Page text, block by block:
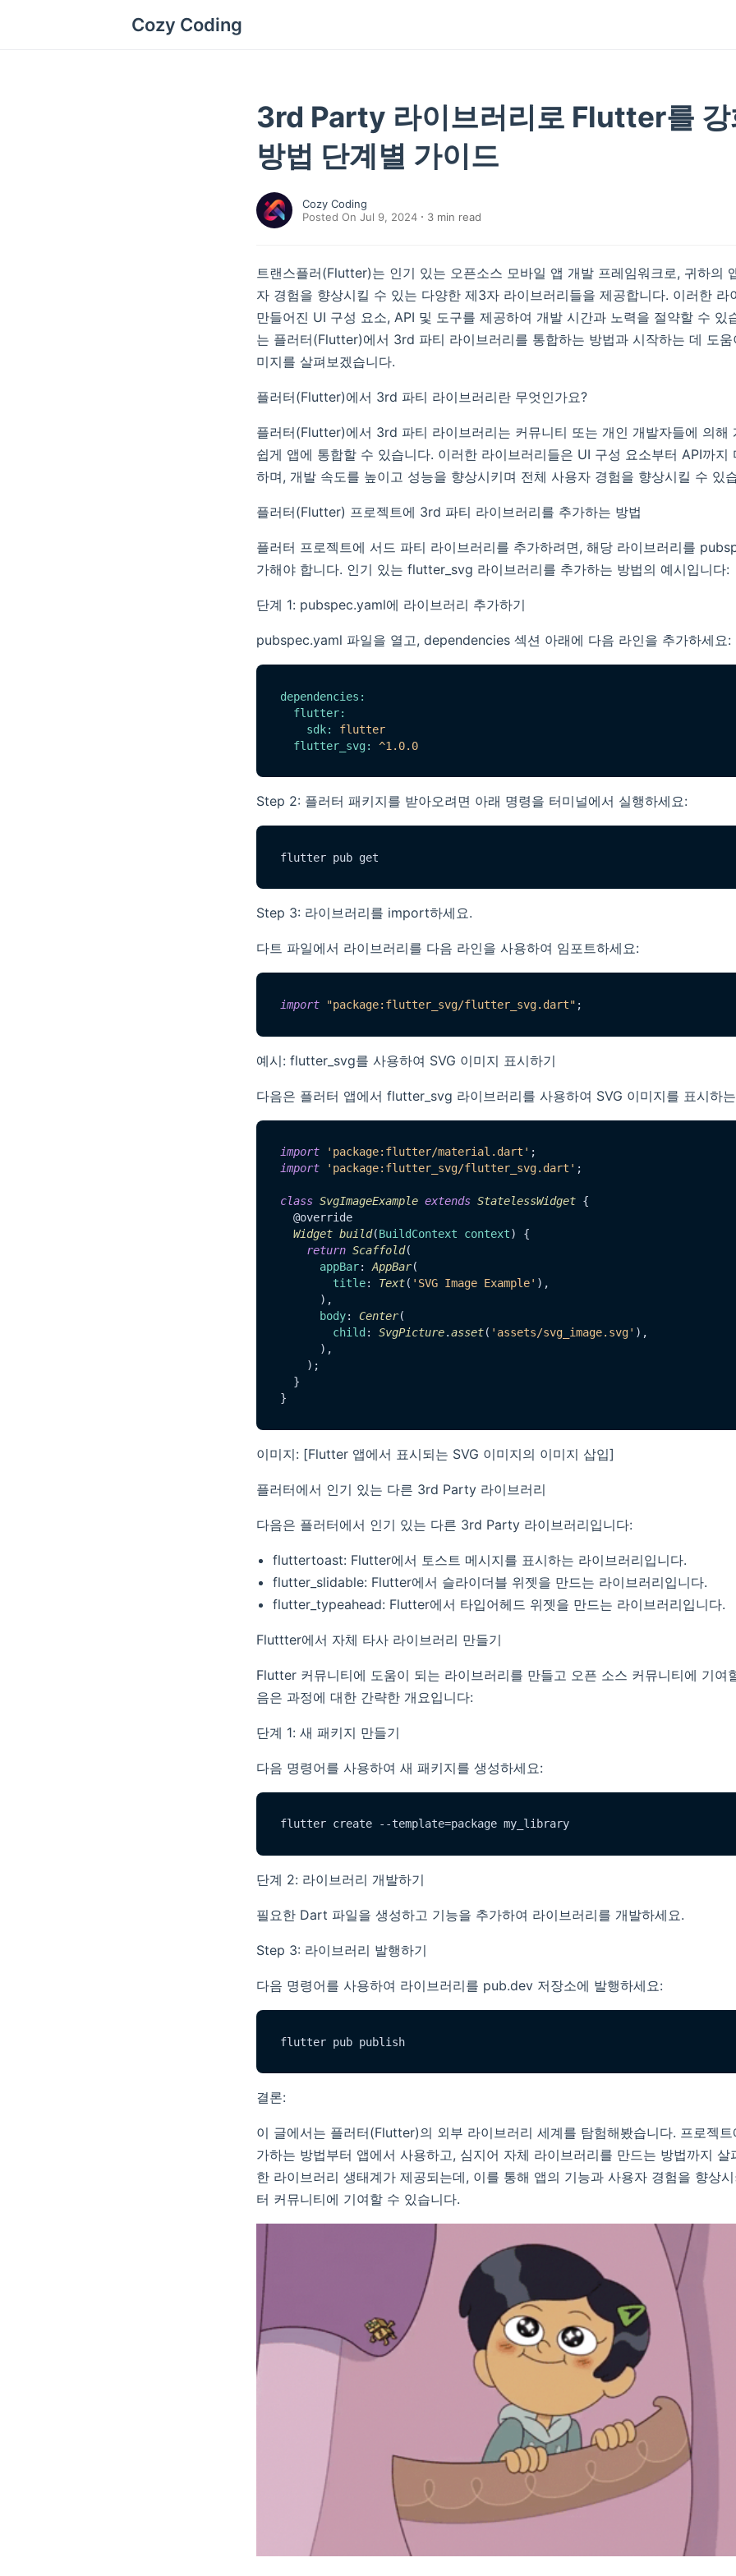
Cozy Coding
3rd Party 라이브러리로 Flutter를 강
방법 단계별 가이드
Cozy Coding
Posted On Jul 9, 2024
3 min read
트랜스플러(Flutter)는 인기 있는 오픈소스 모바일 앱 개발 프레임워크로, 귀하의
자 경험을 향상시킬 수 있는 다양한 제3자 라이브러리들을 제공합니다. 이러한 라
만들어진 UI 구성 요소, API 및 도구를 제공하여 개발 시간과 노력을 절약할 수 있
는 플러터(Flutter)에서 3rd 파티 라이브러리를 통합하는 방법과 시작하는 데 도
미지를 살펴보겠습니다.
플러터(Flutter)에서 3rd 파티 라이브러리란 무엇인가요?
플러터(Flutter)에서 3rd 파티 라이브러리는 커뮤니티 또는 개인 개발자들에 의해
쉽게 앱에 통합할 수 있습니다. 이러한 라이브러리들은 UI 구성 요소부터 API까지
하며, 개발 속도를 높이고 성능을 향상시키며 전체 사용자 경험을 향상시킬 수 있
플러터(Flutter) 프로젝트에 3rd 파티 라이브러리를 추가하는 방법
플러터 프로젝트에 서드 파티 라이브러리를 추가하려면, 해당 라이브러리를
가해야 합니다. 인기 있는 flutter_svg 라이브러리를 추가하는 방법의 예시입니다:
단계 1: pubspec.yaml에 라이브러리 추가하기
pubspec.yaml 파일을 열고, dependencies 섹션 아래에 다음 라인을 추가하세요:
dependencies:
flutter:
sdk:
flutter
flutter_svg:
^1.0.0
Step 2: 플러터 패키지를 받아오려면 아래 명령을 터미널에서 실행하세요:
Step 3: 라이브러리를 import하세요.
다트 파일에서 라이브러리를 다음 라인을 사용하여 임포트하세요:
import "package:flutter_svg/flutter_svg.dart"
예시: flutter_svg를 사용하여 SVG 이미지 표시하기
다음은 플러터 앱에서 flutter_svg 라이브러리를 사용하여 SVG 이미지를 표시하
import 'package:flutter/material.dart'
import
'package:flutter_svg/flutter_svg.dart' ;
class SvgImageExample extends StatelessWidget {
  @override
Widget build(BuildContext context) {
return Scaffold(
appBar: AppBar(
title: Text( 'SVG Image Example' ),
      ),
body: Center(
child : SvgPicture.asset( 'assets/svg_image.svg' ),
      ),
    );
  }
이미지: [Flutter 앱에서 표시되는 SVG 이미지의 이미지 삽입]
플러터에서 인기 있는 다른 3rd Party 라이브러리
다음은 플러터에서 인기 있는 다른 3rd Party 라이브러리입니다:
fluttertoast: Flutter에서 토스트 메시지를 표시하는 라이브러리입니다.
flutter_slidable: Flutter에서 슬라이더블 위젯을 만드는 라이브러리입니다.
flutter_typeahead: Flutter에서 타입어헤드 위젯을 만드는 라이브러리입니다.
Fluttter에서 자체 타사 라이브러리 만들기
Flutter 커뮤니티에 도움이 되는 라이브러리를 만들고 오픈 소스 커뮤니티에 기여
음은 과정에 대한 간략한 개요입니다:
단계 1: 새 패키지 만들기
다음 명령어를 사용하여 새 패키지를 생성하세요:
flutter create --template=package my_library
단계 2: 라이브러리 개발하기
필요한 Dart 파일을 생성하고 기능을 추가하여 라이브러리를 개발하세요.
Step 3: 라이브러리 발행하기
다음 명령어를 사용하여 라이브러리를 pub.dev 저장소에 발행하세요:
flutter pub publish
결론:
이 글에서는 플러터(Flutter)의 외부 라이브러리 세계를 탐험해봤습니다. 프로젝
가하는 방법부터 앱에서 사용하고, 심지어 자체 라이브러리를 만드는 방법까지 살
한 라이브러리 생태계가 제공되는데, 이를 통해 앱의 기능과 사용자 경험을 향상
터 커뮤니티에 기여할 수 있습니다.